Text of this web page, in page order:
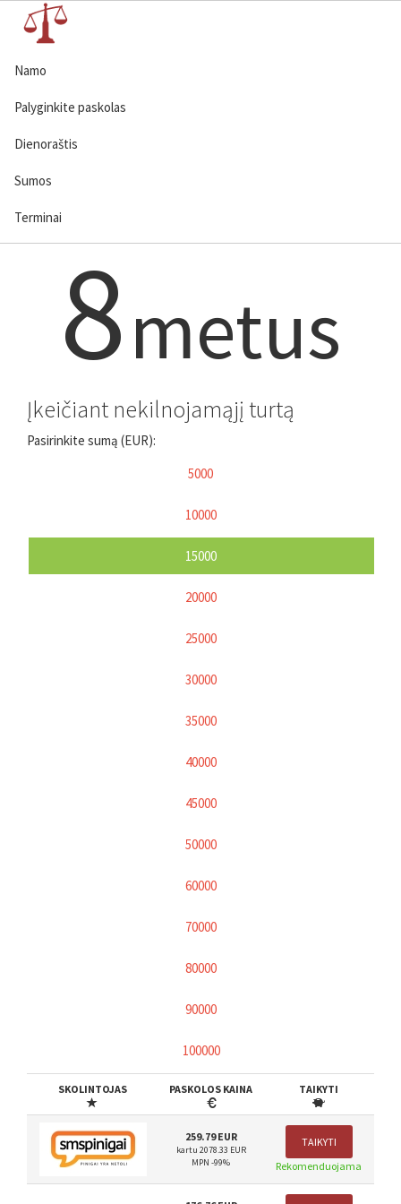
Namo
Palyginkite paskolas
Dienoraštis
Sumos
Terminai
8metus
Įkeičiant nekilnojamąjį turtą
Pasirinkite sumą (EUR):
5000
10000
15000
20000
25000
30000
35000
40000
45000
50000
60000
70000
80000
90000
100000
SKOLINTOJAS PASKOLOS KAINA TAIKYTI
259.79 EUR
kartu 2078.33 EUR
MPN -99%
TAIKYTI
Rekomenduojama